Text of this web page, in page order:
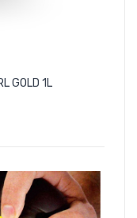
GOLD 1L